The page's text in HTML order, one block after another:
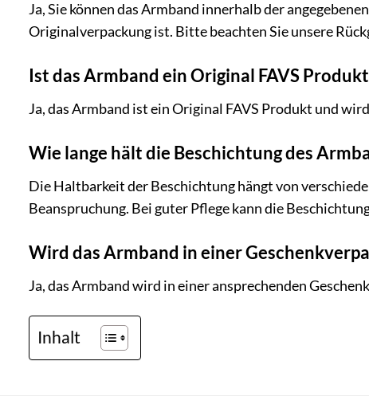
Ja, Sie können das Armband innerhalb der
Originalverpackung ist. Bitte beachten Sie unsere
Ist das Armband ein Original FAVS
Ja, das Armband ist ein Original FAVS Produkt und
Wie lange hält die Beschichtung des
Die Haltbarkeit der Beschichtung hängt von
Beanspruchung. Bei guter Pflege kann die
Wird das Armband in einer
Ja, das Armband wird in einer ansprechenden
Inhalt